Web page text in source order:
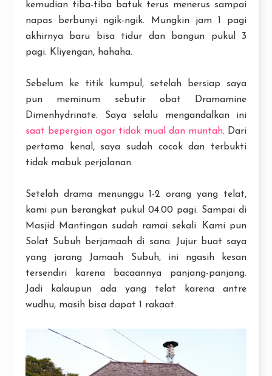
kemudian tiba-tiba batuk terus menerus sampai
napas berbunyi ngik-ngik. Mungkin jam 1 pagi
akhirnya baru bisa tidur dan bangun pukul 3
pagi. Kliyengan, hahaha.
Sebelum ke titik kumpul, setelah bersiap saya
pun meminum sebutir obat Dramamine
Dimenhydrinate. Saya selalu mengandalkan ini
saat bepergian agar tidak mual dan muntah. Dari
pertama kenal, saya sudah cocok dan terbukti
tidak mabuk perjalanan.
Setelah drama menunggu 1-2 orang yang telat,
kami pun berangkat pukul 04.00 pagi. Sampai di
Masjid Mantingan sudah ramai sekali. Kami pun
Solat Subuh berjamaah di sana. Jujur buat saya
yang jarang Jamaah Subuh, ini ngasih kesan
tersendiri karena bacaannya panjang-panjang.
Jadi kalaupun ada yang telat karena antre
wudhu, masih bisa dapat 1 rakaat.